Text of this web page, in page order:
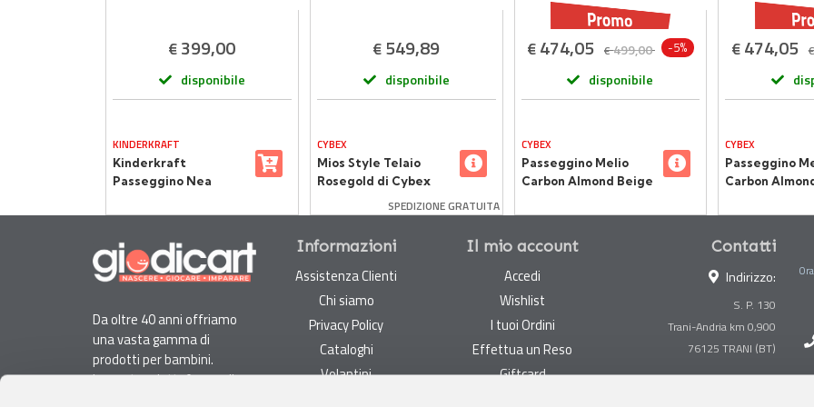
€399,00
disponibile
KINDERKRAFT
Kinderkraft
Passeggino Nea
Ash Pink
€549,89
disponibile
CYBEX
Mios Style Telaio
Rosegold di Cybex
SPEDIZIONE GRATUITA
€474,05 €499,00 -5%
disponibile
CYBEX
Passeggino Melio
Carbon Almond Beige
€474,05 €
CYBEX
Passeggino
Carbon
Da oltre 40 anni offriamo
una vasta gamma di
prodotti per bambini.
La nostra piattaforma di
Informazioni
Assistenza Clienti
Chi siamo
Privacy Policy
Cataloghi
Volantini
Il mio account
Accedi
Wishlist
I tuoi Ordini
Effettua un Reso
Giftcard
Contatti
Indirizzo:
S. P. 130
Trani-Andria km 0,900